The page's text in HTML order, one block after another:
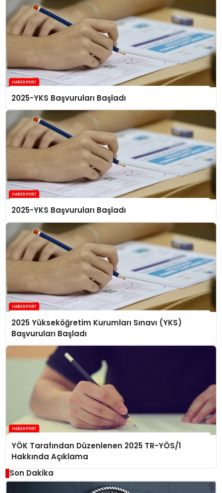
2025-YKS Başvuruları Başladı
2025-YKS Başvuruları Başladı
2025 Yükseköğretim Kurumları Sınavı (YKS)
Başvuruları Başladı
YÖK Tarafından Düzenlenen 2025 TR-YÖS/1
Hakkında Açıklama
Son Dakika